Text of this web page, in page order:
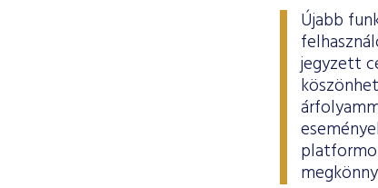
Újabb
jegyzett